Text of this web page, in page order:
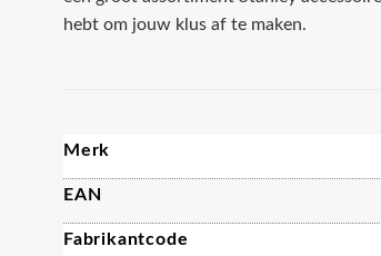
hebt om jouw klus af te maken.
Merk
EAN
Fabrikantcode